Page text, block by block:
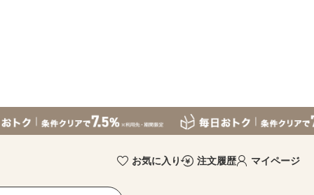
お気に入り 注文履歴 マイページ